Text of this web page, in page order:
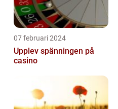
07 februari 2024
Upplev spänningen på
casino